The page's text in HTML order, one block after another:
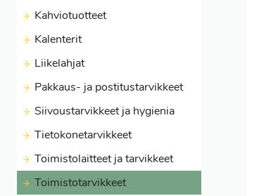
Kahviotuotteet
Kalenterit
Liikelahjat
Pakkaus- ja postitustarvikkeet
Siivoustarvikkeet ja hygienia
Tietokonetarvikkeet
Toimistolaitteet ja tarvikkeet
Toimistotarvikkeet